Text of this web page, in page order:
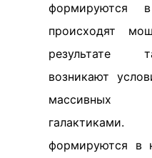
формируются
происходят
результате
возникают
массивных
формируются в